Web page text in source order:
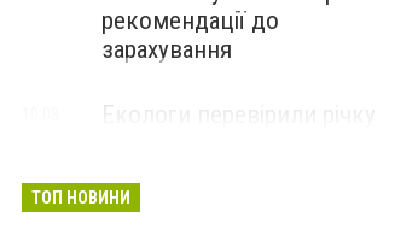
рекомендації до
зарахування
Екологи перевірили річку
ТОП НОВИНИ